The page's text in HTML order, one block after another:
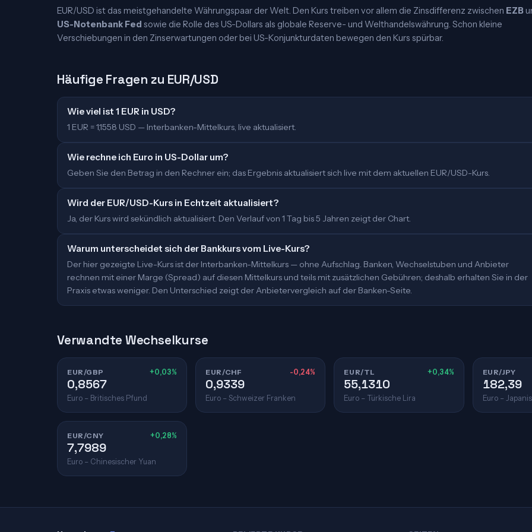
EUR/USD ist das meistgehandelte Währungspaar der Welt. Den Kurs treiben vor allem die Zinsdifferenz zwischen EZB
US-Notenbank Fed sowie die Rolle des US-Dollars als globale Reserve- und Welthandelswährung. Schon kleine
Verschiebungen in den Zinserwartungen oder bei US-Konjunkturdaten bewegen den Kurs spürbar.
Häufige Fragen zu EUR/USD
Wie viel ist 1 EUR in USD?
1 EUR = 1,1558 USD — Interbanken-Mittelkurs, live aktualisiert.
Wie rechne ich Euro in US-Dollar um?
Geben Sie den Betrag in den Rechner ein; das Ergebnis aktualisiert sich live mit dem aktuellen EUR/USD-Kurs.
Wird der EUR/USD-Kurs in Echtzeit aktualisiert?
Ja, der Kurs wird sekündlich aktualisiert. Den Verlauf von 1 Tag bis 5 Jahren zeigt der Chart.
Warum unterscheidet sich der Bankkurs vom Live-Kurs?
Der hier gezeigte Live-Kurs ist der Interbanken-Mittelkurs — ohne Aufschlag. Banken, Wechselstuben und Anbieter
rechnen mit einer Marge (Spread) auf diesen Mittelkurs und teils mit zusätzlichen Gebühren; deshalb erhalten Sie in der
Praxis etwas weniger. Den Unterschied zeigt der Anbietervergleich auf der Banken-Seite.
Verwandte Wechselkurse
EUR/GBP +0,03%
0,8567
Euro – Britisches Pfund
EUR/CHF -0,24%
0,9339
Euro – Schweizer Franken
EUR/TL +0,34%
55,1310
Euro – Türkische Lira
EUR/JPY
182,39
Euro –
EUR/CNY +0,28%
7,7989
Euro – Chinesischer Yuan